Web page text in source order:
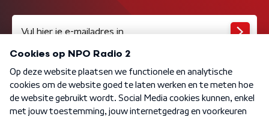
Algemene voorwaarden